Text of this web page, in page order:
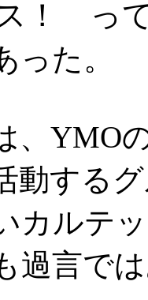
！ っ
った。
YMO
動する
カルテ
過言で